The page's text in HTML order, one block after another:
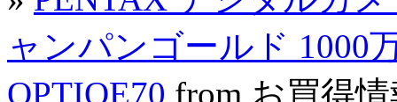
ャンパンゴールド 1000
OPTIOE70 from お買得